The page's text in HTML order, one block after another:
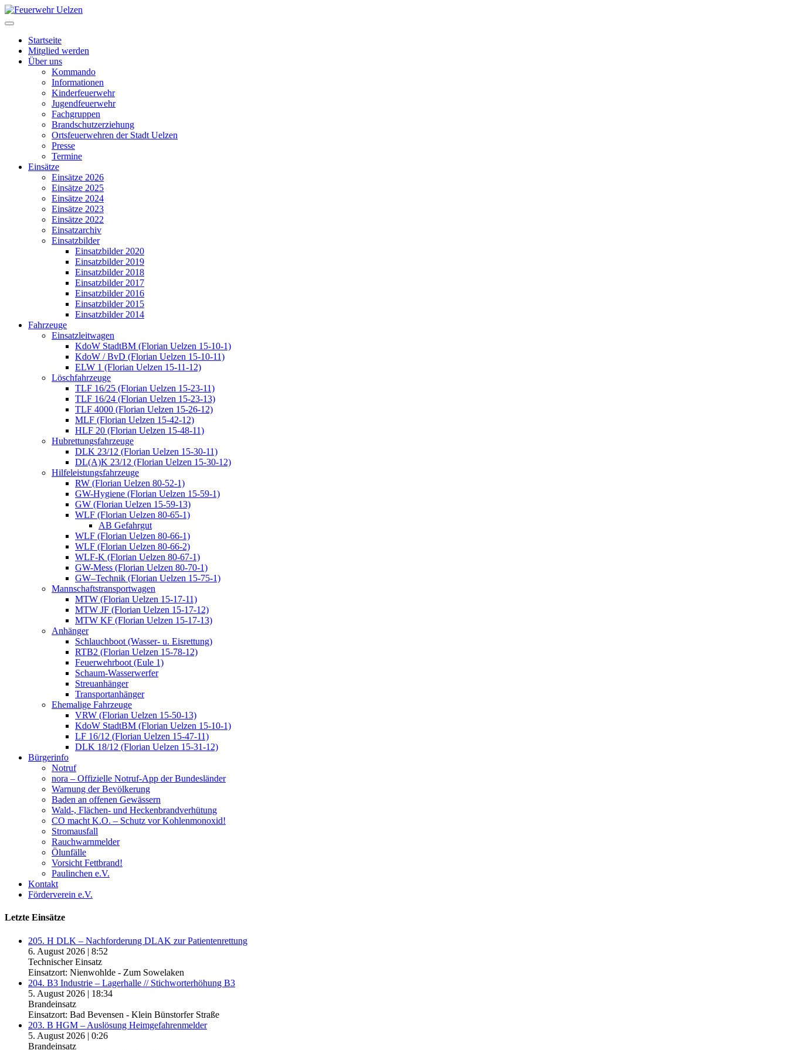
Startseite
Mitglied werden
Über uns
Kommando
Informationen
Kinderfeuerwehr
Jugendfeuerwehr
Fachgruppen
Brandschutzerziehung
Ortsfeuerwehren der Stadt Uelzen
Presse
Termine
Einsätze
Einsätze 2026
Einsätze 2025
Einsätze 2024
Einsätze 2023
Einsätze 2022
Einsatzarchiv
Einsatzbilder
Einsatzbilder 2020
Einsatzbilder 2019
Einsatzbilder 2018
Einsatzbilder 2017
Einsatzbilder 2016
Einsatzbilder 2015
Einsatzbilder 2014
Fahrzeuge
Einsatzleitwagen
KdoW StadtBM (Florian Uelzen 15-10-1)
KdoW / BvD (Florian Uelzen 15-10-11)
ELW 1 (Florian Uelzen 15-11-12)
Löschfahrzeuge
TLF 16/25 (Florian Uelzen 15-23-11)
TLF 16/24 (Florian Uelzen 15-23-13)
TLF 4000 (Florian Uelzen 15-26-12)
MLF (Florian Uelzen 15-42-12)
HLF 20 (Florian Uelzen 15-48-11)
Hubrettungsfahrzeuge
DLK 23/12 (Florian Uelzen 15-30-11)
DL(A)K 23/12 (Florian Uelzen 15-30-12)
Hilfeleistungsfahrzeuge
RW (Florian Uelzen 80-52-1)
GW-Hygiene (Florian Uelzen 15-59-1)
GW (Florian Uelzen 15-59-13)
WLF (Florian Uelzen 80-65-1)
AB Gefahrgut
WLF (Florian Uelzen 80-66-1)
WLF (Florian Uelzen 80-66-2)
WLF-K (Florian Uelzen 80-67-1)
GW-Mess (Florian Uelzen 80-70-1)
GW–Technik (Florian Uelzen 15-75-1)
Mannschaftstransportwagen
MTW (Florian Uelzen 15-17-11)
MTW JF (Florian Uelzen 15-17-12)
MTW KF (Florian Uelzen 15-17-13)
Anhänger
Schlauchboot (Wasser- u. Eisrettung)
RTB2 (Florian Uelzen 15-78-12)
Feuerwehrboot (Eule 1)
Schaum-Wasserwerfer
Streuanhänger
Transportanhänger
Ehemalige Fahrzeuge
VRW (Florian Uelzen 15-50-13)
KdoW StadtBM (Florian Uelzen 15-10-1)
LF 16/12 (Florian Uelzen 15-47-11)
DLK 18/12 (Florian Uelzen 15-31-12)
Bürgerinfo
Notruf
nora – Offizielle Notruf-App der Bundesländer
Warnung der Bevölkerung
Baden an offenen Gewässern
Wald-, Flächen- und Heckenbrandverhütung
CO macht K.O. – Schutz vor Kohlenmonoxid!
Stromausfall
Rauchwarnmelder
Ölunfälle
Vorsicht Fettbrand!
Paulinchen e.V.
Kontakt
Förderverein e.V.
Letzte Einsätze
205. H DLK – Nachforderung DLAK zur Patientenrettung
6. August 2026 | 8:52
Technischer Einsatz
Einsatzort: Nienwohlde - Zum Sowelaken
204. B3 Industrie – Lagerhalle // Stichworterhöhung B3
5. August 2026 | 18:34
Brandeinsatz
Einsatzort: Bad Bevensen - Klein Bünstorfer Straße
203. B HGM – Auslösung Heimgefahrenmelder
5. August 2026 | 0:26
Brandeinsatz